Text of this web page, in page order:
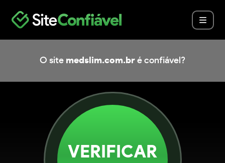
O site medslim.com.br é confiável?
VERIFICAR